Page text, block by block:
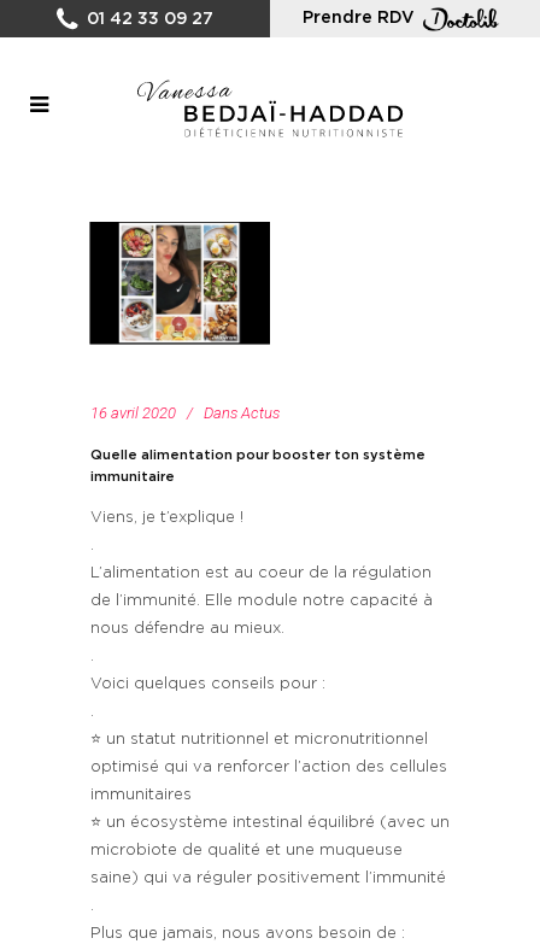
01 42 33 09 27 Prendre RDV
16 avril 2020 Dans Actus
Quelle alimentation pour booster ton système
immunitaire
Viens, je t’explique !
.
L’alimentation est au coeur de la régulation
de l’immunité. Elle module notre capacité à
nous défendre au mieux.
.
Voici quelques conseils pour :
.
⭐️ un statut nutritionnel et micronutritionnel
optimisé qui va renforcer l’action des cellules
immunitaires
⭐️ un écosystème intestinal équilibré (avec un
microbiote de qualité et une muqueuse
saine) qui va réguler positivement l’immunité
.
Plus que jamais, nous avons besoin de :